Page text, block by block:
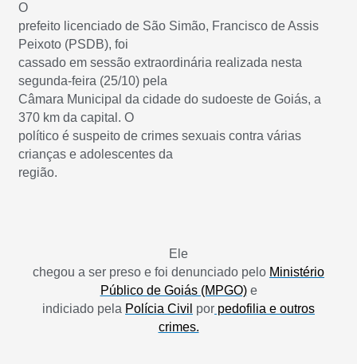
O
prefeito licenciado de São Simão, Francisco de Assis
Peixoto (PSDB), foi
cassado em sessão extraordinária realizada nesta
segunda-feira (25/10) pela
Câmara Municipal da cidade do sudoeste de Goiás, a
370 km da capital. O
político é suspeito de crimes sexuais contra várias
crianças e adolescentes da
região.
Ele
chegou a ser preso e foi denunciado pelo Ministério
Público de Goiás (MPGO)e
indiciado pela Polícia Civil por pedofilia e outros
crimes.